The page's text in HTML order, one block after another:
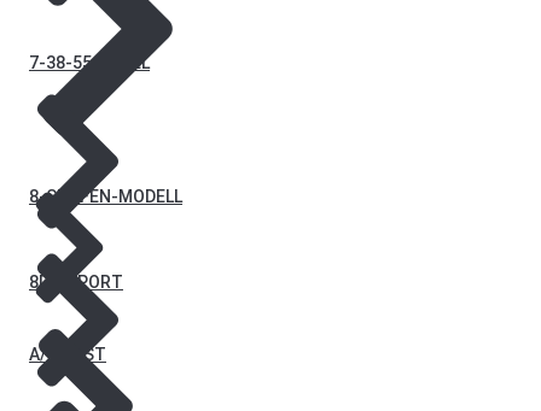
7-38-55-REGEL
8-STUFEN-MODELL
8D-REPORT
A/B TEST